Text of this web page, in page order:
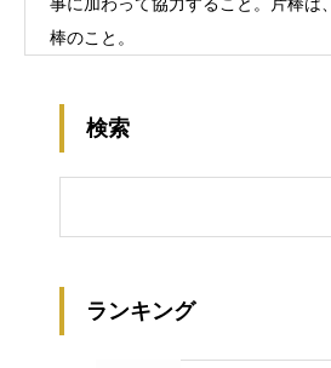
棒のこと。
検索
ランキング